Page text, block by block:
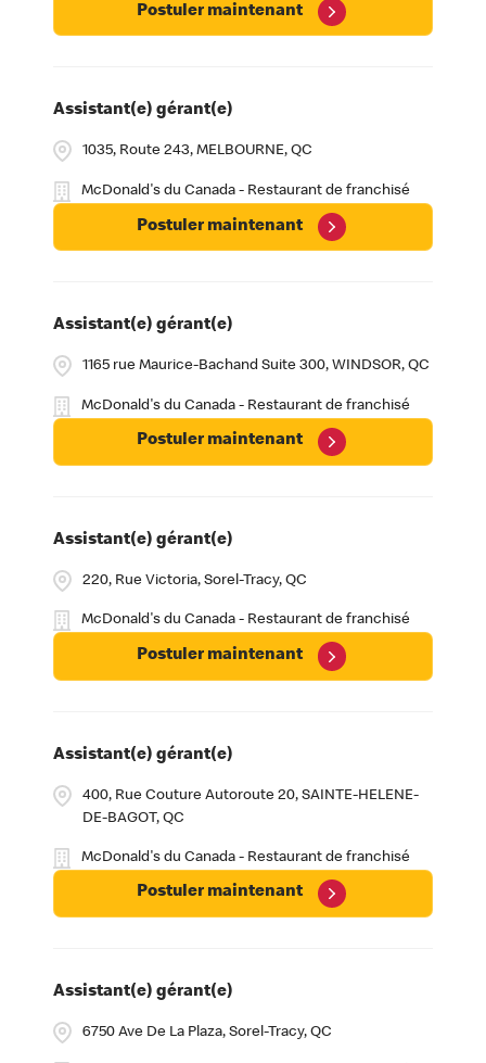
Postuler maintenant
Assistant(e) gérant(e)
1035, Route 243, MELBOURNE, QC
McDonald's du Canada - Restaurant de franchisé
Postuler maintenant
Assistant(e) gérant(e)
1165 rue Maurice-Bachand Suite 300, WINDSOR, QC
McDonald's du Canada - Restaurant de franchisé
Postuler maintenant
Assistant(e) gérant(e)
220, Rue Victoria, Sorel-Tracy, QC
McDonald's du Canada - Restaurant de franchisé
Postuler maintenant
Assistant(e) gérant(e)
400, Rue Couture Autoroute 20, SAINTE-HELENE-
DE-BAGOT, QC
McDonald's du Canada - Restaurant de franchisé
Postuler maintenant
Assistant(e) gérant(e)
6750 Ave De La Plaza, Sorel-Tracy, QC